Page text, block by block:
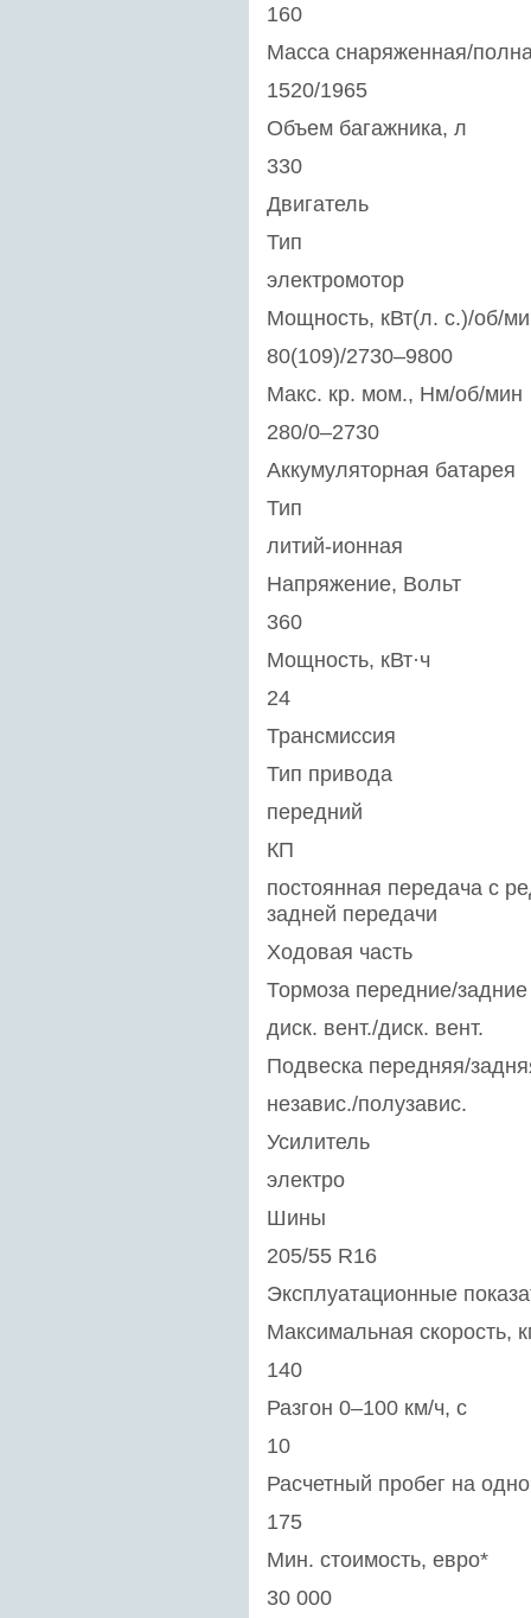
160
Масса снаряженная/
1520/1965
Объем багажника, л
330
Двигатель
Тип
электромотор
Мощность, кВт(л. с.)/об/
80(109)/2730–9800
Макс. кр. мом., Нм/об/мин
280/0–2730
Аккумуляторная батарея
Тип
литий-ионная
Напряжение, Вольт
360
Мощность, кВт·ч
24
Трансмиссия
Тип привода
передний
КП
постоянная передача с
задней передачи
Ходовая часть
Тормоза передние/задние
диск. вент./диск. вент.
Подвеска передняя/
независ./полузавис.
Усилитель
электро
Шины
205/55 R16
Эксплуатационные
Максимальная скорость,
140
Разгон 0–100 км/ч, с
10
Расчетный пробег на
175
Мин. стоимость, евро*
30 000